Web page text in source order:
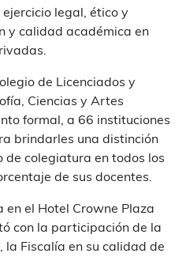
legal, ético y
y calidad académica en
de Licenciados y
Ciencias y Artes
formal, a 66 instituciones
brindarles una distinción
de colegiatura en todos los
de sus docentes.
el Hotel Crowne Plaza
con la participación de la
la Fiscalía en su calidad de